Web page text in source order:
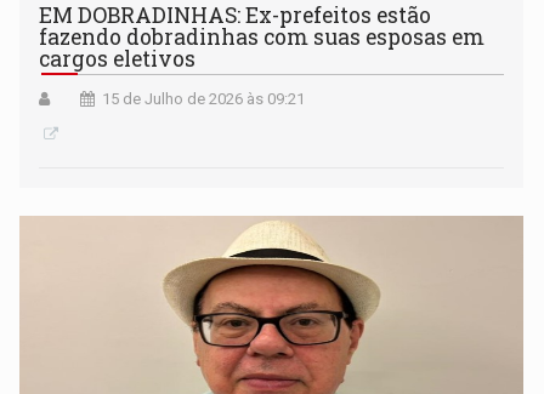
EM DOBRADINHAS: Ex-prefeitos estão
fazendo dobradinhas com suas esposas em
cargos eletivos
15 de Julho de 2026 às 09:21